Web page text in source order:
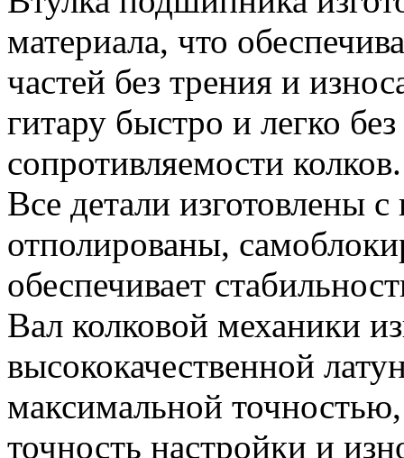
материала, что
частей без трения и
гитару быстро и легко
сопротивляемости колков.
Все детали изготовлены
отполированы,
обеспечивает
Вал колковой механики
высококачественной
максимальной
точность настройки и